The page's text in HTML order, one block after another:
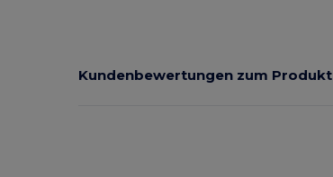
Kundenbewertungen zum Produkt